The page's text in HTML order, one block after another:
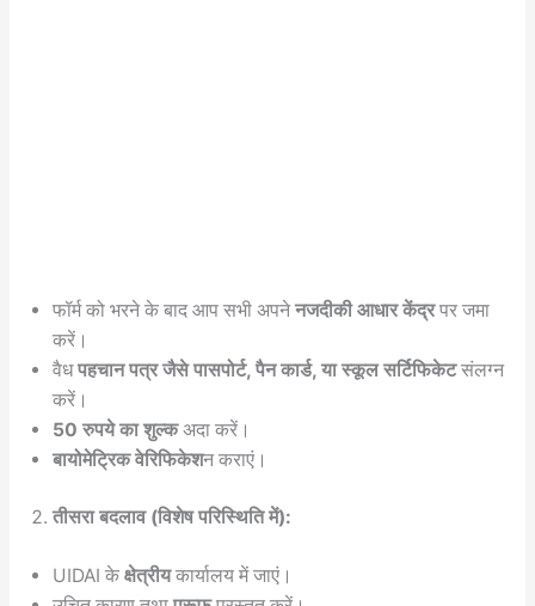
फॉर्म को भरने के बाद आप सभी अपनेनजदीकी आधार केंद्रपर जमा
करें।
वैधपहचान पत्र जैसे पासपोर्ट, पैन कार्ड, या स्कूल सर्टिफिकेटसंलग्न
करें।
50 रुपये का शुल्कअदा करें।
बायोमेट्रिक वेरिफिकेशन कराएं।
तीसरा बदलाव (विशेष परिस्थिति में):
UIDAI के क्षेत्रीयकार्यालय में जाएं।